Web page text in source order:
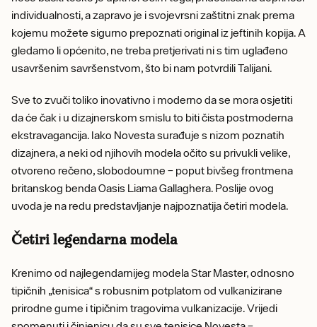
individualnosti, a zapravo je i svojevrsni zaštitni znak prema
kojemu možete sigurno prepoznati original iz jeftinih kopija. A
gledamo li općenito, ne treba pretjerivati ​​ni s tim uglađeno
usavršenim savršenstvom, što bi nam potvrdili Talijani.
Sve to zvuči toliko inovativno i moderno da se mora osjetiti
da će čak i u dizajnerskom smislu to biti čista postmoderna
ekstravagancija. Iako Novesta surađuje s nizom poznatih
dizajnera, a neki od njihovih modela očito su privukli velike,
otvoreno rečeno, slobodoumne – poput bivšeg frontmena
britanskog benda Oasis Liama ​​Gallaghera. Poslije ovog
uvoda je na redu predstavljanje najpoznatija četiri modela.
Četiri legendarna modela
Krenimo od najlegendarnijeg modela Star Master, odnosno
tipičnih „tenisica“ s robusnim potplatom od vulkanizirane
prirodne gume i tipičnim tragovima vulkanizacije. Vrijedi